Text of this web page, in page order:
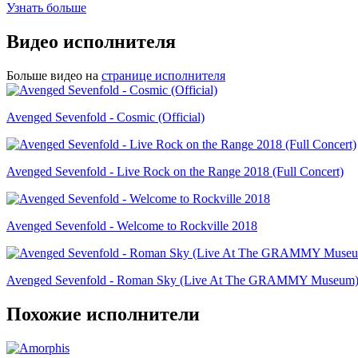
Узнать больше
Видео исполнителя
Больше видео на странице исполнителя
Avenged Sevenfold - Cosmic (Official)
Avenged Sevenfold - Live Rock on the Range 2018 (Full Concert)
Avenged Sevenfold - Welcome to Rockville 2018
Avenged Sevenfold - Roman Sky (Live At The GRAMMY
Похожие исполнители